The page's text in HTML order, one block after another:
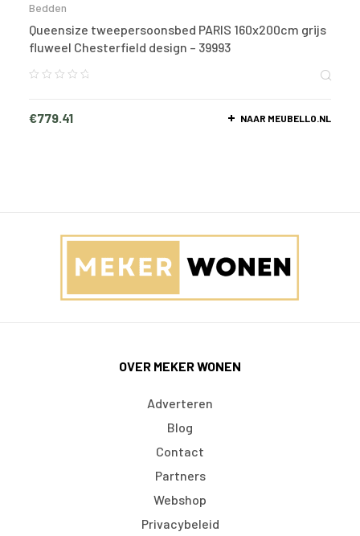
Bedden
Queensize tweepersoonsbed PARIS 160x200cm grijs
fluweel Chesterfield design – 39993
€779.41 NAAR MEUBELLO.NL
OVER MEKER WONEN
Adverteren
Blog
Contact
Partners
Webshop
Privacybeleid